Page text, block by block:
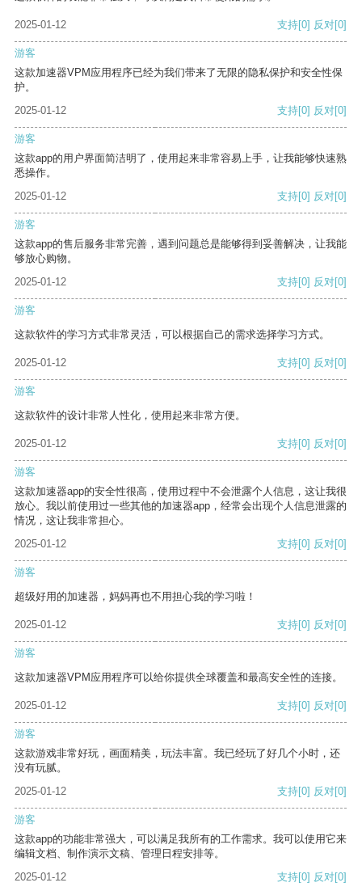
2025-01-12 支持[0] 反对[0]
游客
这款加速器VPM应用程序已经为我们带来了无限的隐私保护和安全性保
护。
2025-01-12
支持[0] 反对[0]
游客
这款app的用户界面简洁明了，使用起来非常容易上手，让我能够快速熟
悉操作。
2025-01-12
支持[0] 反对[0]
游客
这款app的售后服务非常完善，遇到问题总是能够得到妥善解决，让我能
够放心购物。
2025-01-12
支持[0] 反对[0]
游客
这款软件的学习方式非常灵活，可以根据自己的需求选择学习方式。
2025-01-12 支持[0] 反对[0]
游客
这款软件的设计非常人性化，使用起来非常方便。
2025-01-12 支持[0] 反对[0]
游客
这款加速器app的安全性很高，使用过程中不会泄露个人信息，这让我很
放心。我以前使用过一些其他的加速器app，经常会出现个人信息泄露的
情况，这让我非常担心。
2025-01-12
支持[0] 反对[0]
游客
超级好用的加速器，妈妈再也不用担心我的学习啦！
2025-01-12 支持[0] 反对[0]
游客
这款加速器VPM应用程序可以给你提供全球覆盖和最高安全性的连接。
2025-01-12 支持[0] 反对[0]
游客
这款游戏非常好玩，画面精美，玩法丰富。我已经玩了好几个小时，还
没有玩腻。
2025-01-12
支持[0] 反对[0]
游客
这款app的功能非常强大，可以满足我所有的工作需求。我可以使用它来
编辑文档、制作演示文稿、管理日程安排等。
2025-01-12
支持[0] 反对[0]